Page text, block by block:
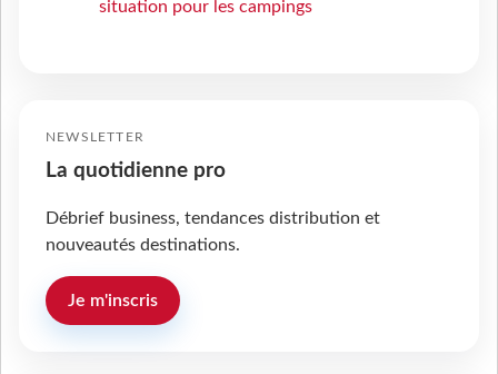
situation pour les campings
NEWSLETTER
La quotidienne pro
Débrief business, tendances distribution et
nouveautés destinations.
Je m'inscris